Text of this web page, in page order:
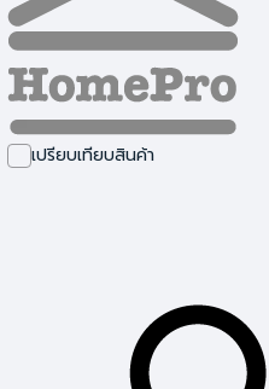
เปรียบเทียบสินค้า